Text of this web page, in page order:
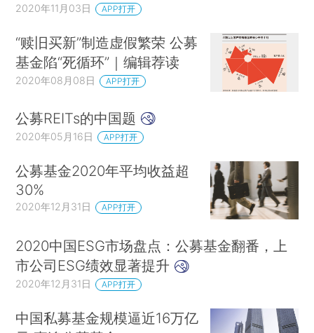
2020年11月03日 APP打开
“赎旧买新”制造虚假繁荣 公募
基金陷“死循环”｜编辑荐读
2020年08月08日 APP打开
公募REITs的中国题
2020年05月16日 APP打开
公募基金2020年平均收益超
30%
2020年12月31日 APP打开
2020中国ESG市场盘点：公募基金翻番，上
市公司ESG绩效显著提升
2020年12月31日 APP打开
中国私募基金规模逼近16万亿